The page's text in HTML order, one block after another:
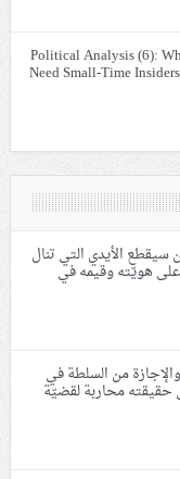
Political Analysis (6):
Need Small-Time
الأيدي التي تنال
هويّته وقيمه في
من السلطة في
حقيقته محاربة لقضيّة